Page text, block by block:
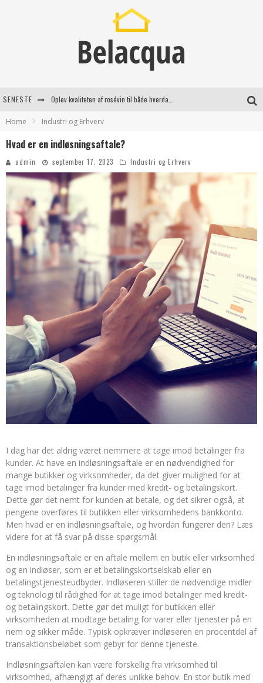
SENESTE
Home Industri og Erhverv
Hvad er en indløsningsaftale?
admin september 17, 2023 Industri og Erhverv
I dag har det aldrig været nemmere at tage imod betalinger fra
kunder. At have en indløsningsaftale er en nødvendighed for
mange butikker og virksomheder, da det giver mulighed for at
tage imod betalinger fra kunder med kredit- og betalingskort.
Dette gør det nemt for kunden at betale, og det sikrer også, at
pengene overføres til butikken eller virksomhedens bankkonto.
Men hvad er en indløsningsaftale, og hvordan fungerer den? Læs
videre for at få svar på disse spørgsmål.
En indløsningsaftale er en aftale mellem en butik eller virksomhed
og en indløser, som er et betalingskortselskab eller en
betalingstjenesteudbyder. Indløseren stiller de nødvendige midler
og teknologi til rådighed for at tage imod betalinger med kredit-
og betalingskort. Dette gør det muligt for butikken eller
virksomheden at modtage betaling for varer eller tjenester på en
nem og sikker måde. Typisk opkræver indløseren en procentdel af
transaktionsbeløbet som gebyr for denne tjeneste.
Indløsningsaftalen kan være forskellig fra virksomhed til
virksomhed, afhængigt af deres unikke behov. En stor butik med